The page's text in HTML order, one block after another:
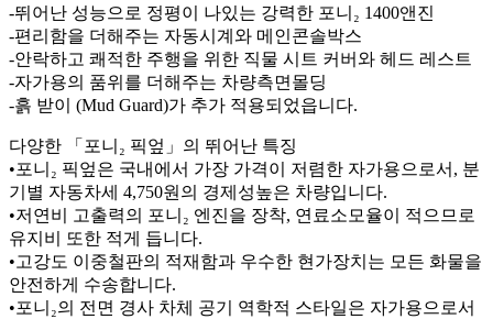
-뛰어난 성능으로 정평이 나있는 강력한 포니₂ 1400앤진
-편리함을 더해주는 자동시계와 메인콘솔박스
-안락하고 쾌적한 주행을 위한 직물 시트 커버와 헤드 레스트
-자가용의 품위를 더해주는 차량측면몰딩
-흙 받이 (Mud Guard)가 추가 적용되었읍니다.
다양한 「포니₂ 픽엎」의 뛰어난 특징
•포니₂ 픽엎은 국내에서 가장 가격이 저렴한 자가용으로서, 분
기별 자동차세 4,750원의 경제성높은 차량입니다.
•저연비 고출력의 포니₂ 엔진을 장착, 연료소모율이 적으므로
유지비 또한 적게 듭니다.
•고강도 이중철판의 적재함과 우수한 현가장치는 모든 화물을
안전하게 수송합니다.
•포니₂의 전면 경사 차체 공기 역학적 스타일은 자가용으로서